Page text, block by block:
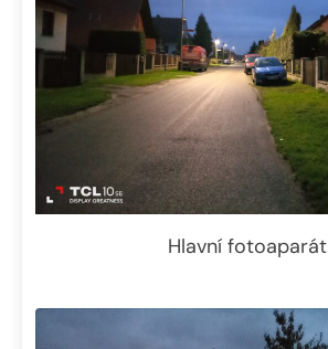
Hlavní fotoaparát